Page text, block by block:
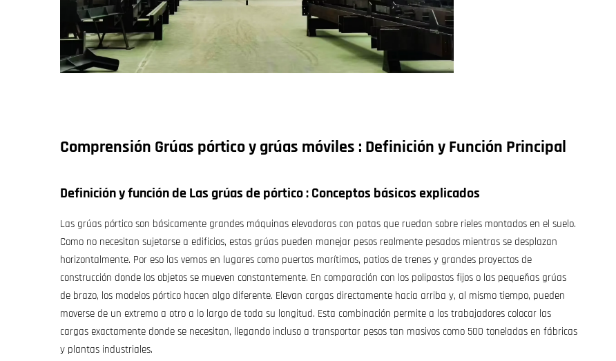
Comprensión Grúas pórtico y grúas móviles : Definición y Función Principal
Definición y función de Las grúas de pórtico: Conceptos básicos explicados
Las grúas pórtico son básicamente grandes máquinas elevadoras con patas que ruedan sobre rieles montados en el suelo.
Como no necesitan sujetarse a edificios, estas grúas pueden manejar pesos realmente pesados mientras se desplazan
horizontalmente. Por eso las vemos en lugares como puertos marítimos, patios de trenes y grandes proyectos de
construcción donde los objetos se mueven constantemente. En comparación con los polipastos fijos o las pequeñas grúas
de brazo, los modelos pórtico hacen algo diferente. Elevan cargas directamente hacia arriba y, al mismo tiempo, pueden
moverse de un extremo a otro a lo largo de toda su longitud. Esta combinación permite a los trabajadores colocar las
cargas exactamente donde se necesitan, llegando incluso a transportar pesos tan masivos como 500 toneladas en fábricas
y plantas industriales.